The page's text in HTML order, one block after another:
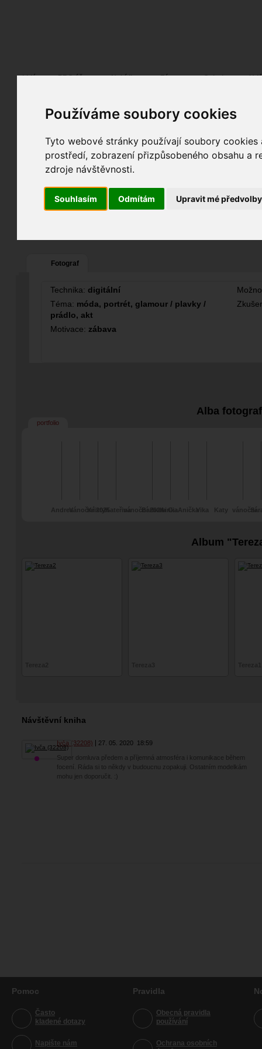
Používáme soubory cookies
Tyto webové stránky používají soubory
prostředí, zobrazení přizpůsobeného obsahu a
zdroje návštěvnosti.
Souhlasím Odmítám Upravit mé předvolby
Lidé PRO účet Nabídky Fórum Galerie
Karel Bělka
Pohlaví: muž
Brno, Ivančice,...
Jazyk: cs
Poslední přihlášení: včera
Registrace:21. 10. 2019
17
Fotograf
Technika: digitální
Téma: móda, portrét, glamour / plavky /
prádlo, akt
Motivace: zábava
Alba
portfolio
Album
Návštěvní kniha
Ivča (32208) 27. 05. 2020 18:59
Super domluva předem a příjemná atmosféra i komunikace během
focení. Ráda si to někdy v budoucnu zopakuji. Ostatním modelkám
mohu jen doporučit. :)
Pomoc
Často
kladené dotazy
Napište nám
Pravidla
Obecná pravidla
používání
Ochrana osobních